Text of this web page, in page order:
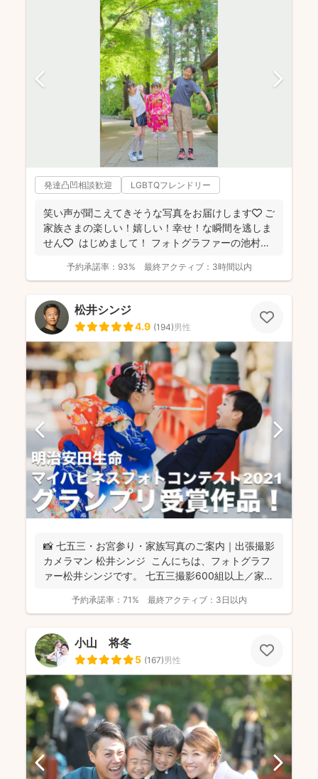
発達凸凹相談歓迎 LGBTQフレンドリー
笑い声が聞こえてきそうな写真をお届けします🧡 ご
家族さまの楽しい！嬉しい！幸せ！な瞬間を逃しま
せん🧡 ⁡ はじめまして！ フォトグラファーの池村
予約承諾率： 93% 最終アクティブ： 3時間以内
松井シンジ
4.9 (194)男性
📸 七五三・お宮参り・家族写真のご案内｜出張撮影
カメラマン 松井シンジ こんにちは、フォトグラフ
ァー松井シンジです。 七五三撮影600組以上／家
予約承諾率： 71% 最終アクティブ： 3日以内
小山 将冬
5 (167)男性